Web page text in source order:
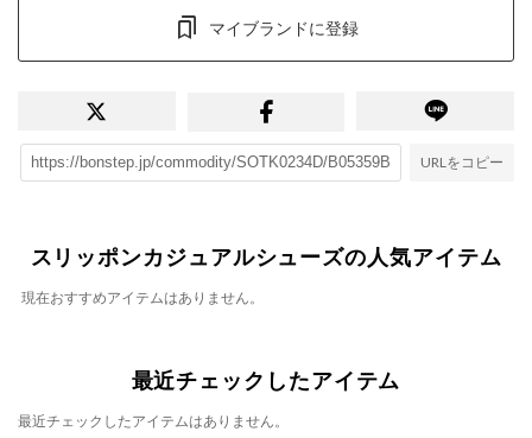
マイブランドに登録
URLをコピー
スリッポンカジュアルシューズの人気アイテム
現在おすすめアイテムはありません。
最近チェックしたアイテム
最近チェックしたアイテムはありません。